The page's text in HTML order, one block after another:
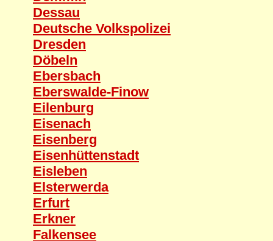
Dessau
Deutsche Volkspolizei
Dresden
Döbeln
Ebersbach
Eberswalde-Finow
Eilenburg
Eisenach
Eisenberg
Eisenhüttenstadt
Eisleben
Elsterwerda
Erfurt
Erkner
Falkensee